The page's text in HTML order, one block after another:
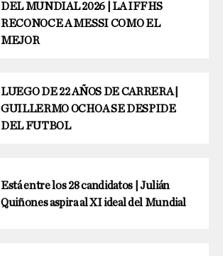
DEL MUNDIAL 2026 | LA IFFHS
RECONOCE A MESSI COMO EL
MEJOR
LUEGO DE 22 AÑOS DE CARRERA |
GUILLERMO OCHOA SE DESPIDE
DEL FUTBOL
Está entre los 28 candidatos | Julián
Quiñones aspira al XI ideal del Mundial